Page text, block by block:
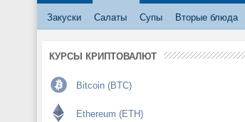
Закуски Салаты Супы Вторые блюда
КУРСЫ КРИПТОВАЛЮТ
Bitcoin (BTC)
Ethereum (ETH)